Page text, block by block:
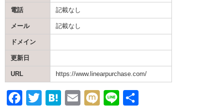
電話 記載なし
メール 記載なし
ドメイン
更新日
URL https://www.linearpurchase.com/
F
T
H
E
M Li